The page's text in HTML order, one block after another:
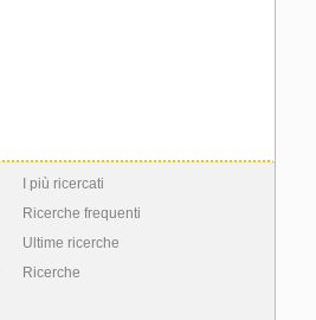
I più ricercati
Ricerche frequenti
Ultime ricerche
Ricerche